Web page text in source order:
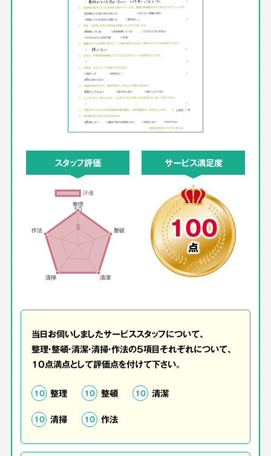
スタッフ評価 サービス満足度
100
点
当日お伺いしましたサービススタッフについて、
整理・整頓・清潔・清掃・作法の5項目それぞれについて、
10点満点として評価点を付けて下さい。
10 整理 10 整頓 10 清潔
10 清掃 10 作法